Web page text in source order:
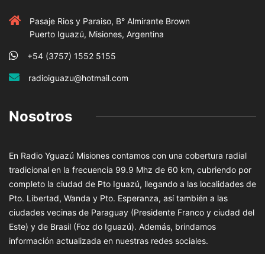
Pasaje Rios y Paraiso, B° Almirante Brown
Puerto Iguazú, Misiones, Argentina
+54 (3757) 1552 5155
radioiguazu@hotmail.com
Nosotros
En Radio Yguazú Misiones contamos con una cobertura radial
tradicional en la frecuencia 99.9 Mhz de 60 km, cubriendo por
completo la ciudad de Pto Iguazú, llegando a las localidades de
Pto. Libertad, Wanda y Pto. Esperanza, así también a las
ciudades vecinas de Paraguay (Presidente Franco y ciudad del
Este) y de Brasil (Foz do Iguazú). Además, brindamos
información actualizada en nuestras redes sociales.